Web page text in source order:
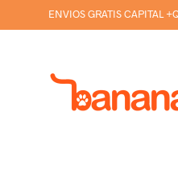
ENVIOS GRATIS CAPITAL